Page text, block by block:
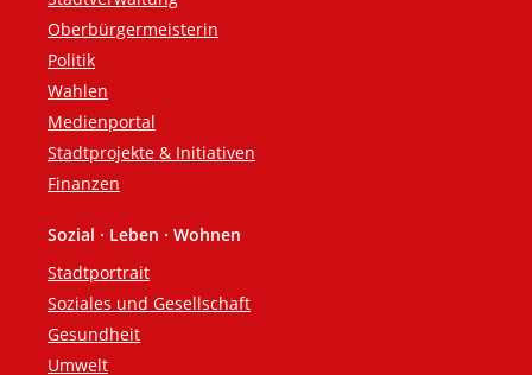
Oberbürgermeisterin
Politik
Wahlen
Medienportal
Stadtprojekte & Initiativen
Finanzen
Sozial · Leben · Wohnen
Stadtportrait
Soziales und Gesellschaft
Gesundheit
Umwelt